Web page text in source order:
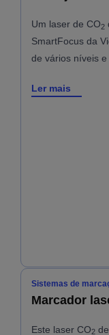
Um laser de CO2
SmartFocus da
de vários níveis
Ler mais
Sistemas de
Marcador
Este laser CO2